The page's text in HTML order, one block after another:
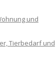
und
Tierbedarf und